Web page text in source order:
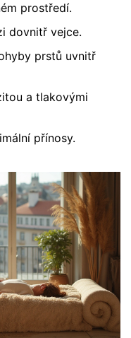
prostředí.
dovnitř vejce.
prstů uvnitř
a tlakovými
přínosy.